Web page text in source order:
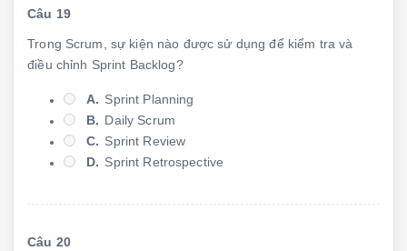
Câu 19
Trong Scrum, sự kiện nào được sử dụng để kiểm tra và
điều chỉnh Sprint Backlog?
A. Sprint Planning
B. Daily Scrum
C. Sprint Review
D. Sprint Retrospective
Câu 20